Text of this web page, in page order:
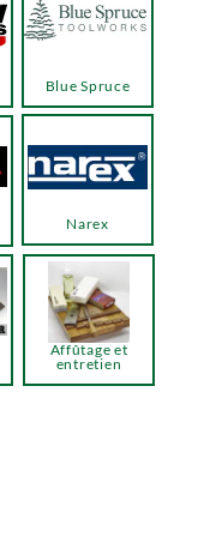
Blue Spruce
Narex
Affûtage et
entretien